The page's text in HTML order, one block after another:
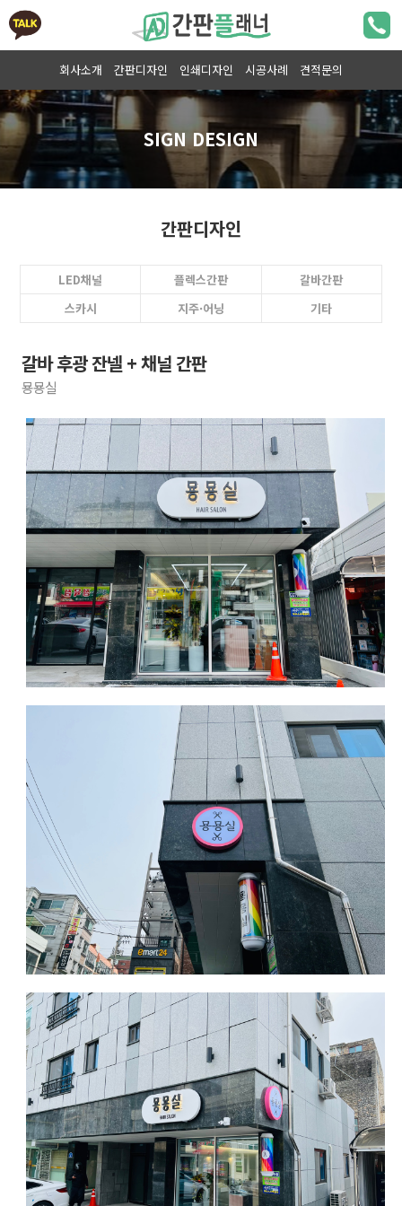
회사소개 간판디자인 인쇄디자인 시공사례 견적문의
간판디자인
LED채널 플렉스간판
갈바간판
스카시
지주·어닝 기타
갈바 후광 잔넬 + 채널 간판
묭묭실